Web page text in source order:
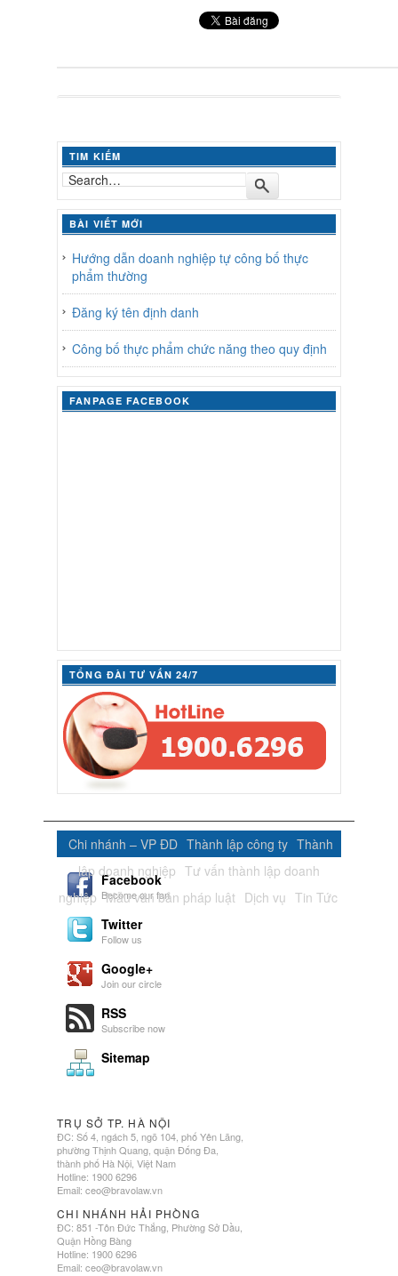
TIM KIẾM
BÀI VIẾT MỚI
Hướng dẫn doanh nghiệp tự công bố thực
phẩm thường
Đăng ký tên định danh
Công bố thực phẩm chức năng theo quy định
FANPAGE FACEBOOK
TỔNG ĐÀI TƯ VẤN 24/7
Chi nhánh – VP ĐD Thành lập công ty Thành
lập doanh nghiệp Tư vấn thành lập doanh
nghiệp Mẫu văn bản pháp luật Dịch vụ Tin Tức
Facebook
Become our fan
Twitter
Follow us
Google+
Join our circle
RSS
Subscribe now
Sitemap
TRỤ SỞ TP. HÀ NỘI
ĐC: Số 4, ngách 5, ngõ 104, phố Yên Lãng,
phường Thịnh Quang, quận Đống Đa,
thành phố Hà Nội, Việt Nam
Hotline: 1900 6296
Email:ceo@bravolaw.vn
CHI NHÁNH HẢI PHÒNG
ĐC: 851 -Tôn Đức Thắng, Phường Sở Dầu,
Quận Hồng Bàng
Hotline: 1900 6296
Email:ceo@bravolaw.vn